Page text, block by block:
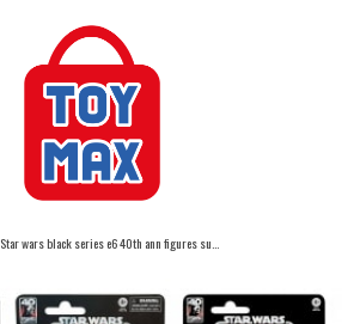
Star wars black series e6 40th ann figures surtido